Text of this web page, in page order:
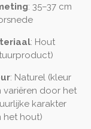
: 35–37 cm
: Hout
: Naturel (kleur
variëren door het
karakter
het hout)